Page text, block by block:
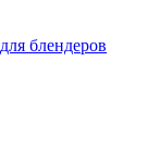
блендеров